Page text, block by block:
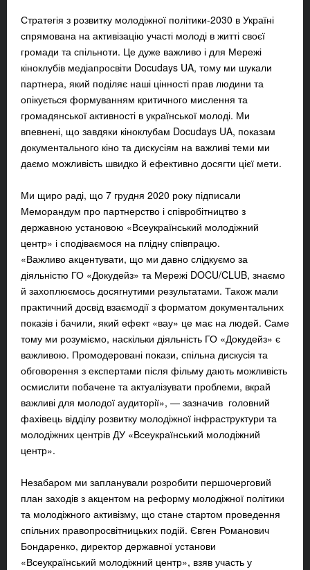
Стратегія з розвитку молодіжної політики-2030 в Україні
спрямована на активізацію участі молоді в житті своєї
громади та спільноти. Це дуже важливо і для Мережі
кіноклубів медіапросвіти Docudays UA, тому ми шукали
партнера, який поділяє наші цінності прав людини та
опікується формуванням критичного мислення та
громадянської активності в української молоді. Ми
впевнені, що завдяки кіноклубам Docudays UA, показам
документального кіно та дискусіям на важливі теми ми
даємо можливість швидко й ефективно досягти цієї мети.
Ми щиро раді, що 7 грудня 2020 року підписали
Меморандум про партнерство і співробітництво з
державною установою «Всеукраїнський молодіжний
центр» і сподіваємося на плідну співпрацю.
«Важливо акцентувати, що ми давно слідкуємо за
діяльністю ГО «Докудейз» та Мережі DOCU/CLUB, знаємо
й захоплюємось досягнутими результатами. Також мали
практичний досвід взаємодії з форматом документальних
показів і бачили, який ефект «вау» це має на людей. Саме
тому ми розуміємо, наскільки діяльність ГО «Докудейз» є
важливою. Промодеровані покази, спільна дискусія та
обговорення з експертами після фільму дають можливість
осмислити побачене та актуалізувати проблеми, вкрай
важливі для молодої аудиторії», — зазначив головний
фахівець відділу розвитку молодіжної інфраструктури та
молодіжних центрів ДУ «Всеукраїнський молодіжний
центр».
Незабаром ми запланували розробити першочерговий
план заходів з акцентом на реформу молодіжної політики
та молодіжного активізму, що стане стартом проведення
спільних правопросвітницьких подій. Євген Романович
Бондаренко, директор державної установи
«Всеукраїнський молодіжний центр», взяв участь у